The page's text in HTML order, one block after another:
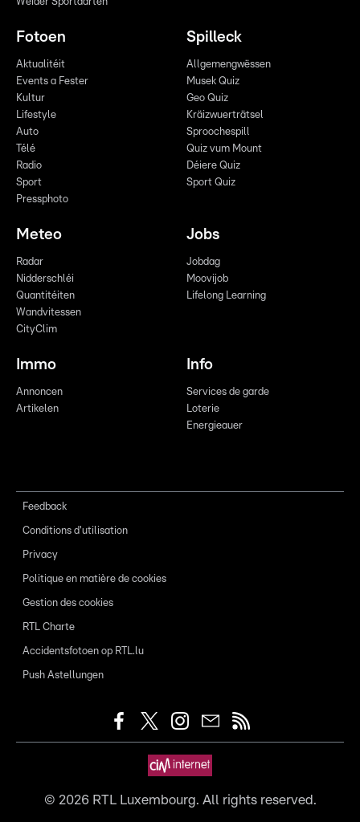
Weider Sportaarten
Fotoen
Aktualitéit
Events a Fester
Kultur
Lifestyle
Auto
Télé
Radio
Sport
Pressphoto
Spilleck
Allgemengwëssen
Musek Quiz
Geo Quiz
Kräizwuerträtsel
Sproochespill
Quiz vum Mount
Déiere Quiz
Sport Quiz
Meteo
Radar
Nidderschléi
Quantitéiten
Wandvitessen
CityClim
Jobs
Jobdag
Moovijob
Lifelong Learning
Immo
Annoncen
Artikelen
Info
Services de garde
Loterie
Energieauer
Feedback
Conditions d'utilisation
Privacy
Politique en matière de cookies
Gestion des cookies
RTL Charte
Accidentsfotoen op RTL.lu
Push Astellungen
© 2026RTL Luxembourg. All rights reserved.